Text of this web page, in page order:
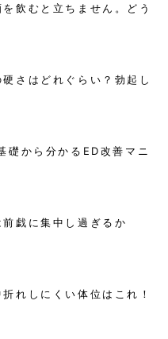
を飲むと立ちません。どう
さはどれぐらい？勃起し
礎から分かるED改善マニ
戯に集中し過ぎるか
折れしにくい体位はこれ！